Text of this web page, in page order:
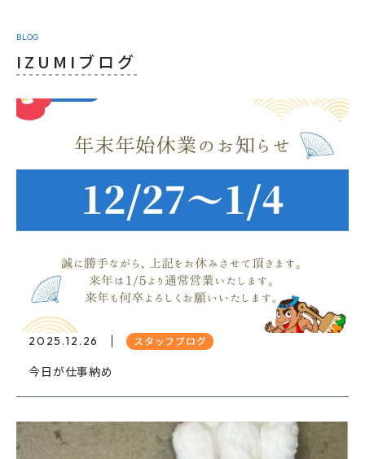
BLOG
IZUMIブログ
2025.12.26 スタッフブログ
今日が仕事納め